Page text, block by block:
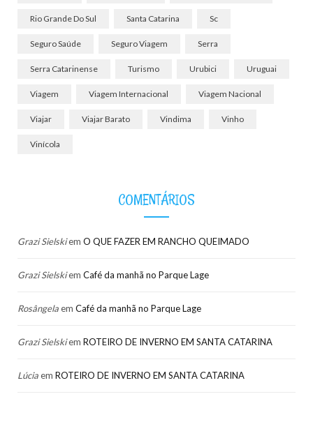
Rio Grande Do Sul Santa Catarina Sc
Seguro Saúde Seguro Viagem Serra
Serra Catarinense Turismo Urubici Uruguai
Viagem Viagem Internacional Viagem Nacional
Viajar Viajar Barato Vindima Vinho
Vinícola
COMENTÁRIOS
Grazi Sielskiem O QUE FAZER EM RANCHO QUEIMADO
Grazi Sielskiem Café da manhã no Parque Lage
Rosângelaem Café da manhã no Parque Lage
Grazi Sielskiem ROTEIRO DE INVERNO EM SANTA CATARINA
Lúciaem ROTEIRO DE INVERNO EM SANTA CATARINA